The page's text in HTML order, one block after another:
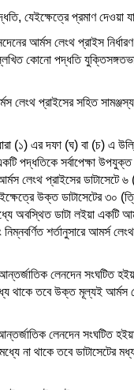
যেইক্ষেত্রে প্রমাণ দেওয়া
আর্মস লেংথ প্রাইস
কোনো পদ্ধতি
প্রাইসের সহিত
(১) এর দফা (ঘ) বা (চ) এ
পদ্ধতিকে সর্বাপেক্ষা উপযুক্ত
লেংথ প্রাইসের ডাটাসেটে ৬
উক্ত ডাটাসেটের ৩০
অবস্থিত ডাটা লইয়া একটি
শর্তানুসারে আমর্স লেংথ
লেনদেন সংঘটিত
থাকে তবে উক্ত মূল্যই আর্মস
লেনদেন সংঘটিত
না থাকে তবে ডাটাসেটের